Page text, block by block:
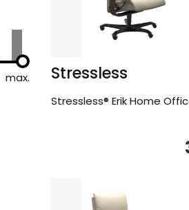
max. Stressless
Stressless® Erik Home